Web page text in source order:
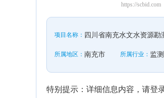
https://scbid.com
项目名称： 四川省南充水文水资源
所属地区： 南充市 所属行业： 监
特别提示：详细信息内容，请登